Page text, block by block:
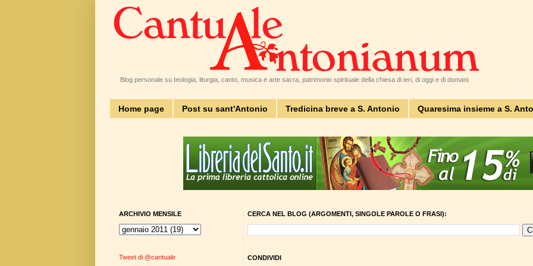
Blog personale su teologia, liturgia, canto, musica e arte sacra, patrimonio spirituale della chiesa di ieri, di oggi e di domani.
Home page Post su sant'Antonio Tredicina breve a S. Antonio Quaresima insieme a S.
CERCA NEL BLOG (ARGOMENTI, SINGOLE PAROLE O FRASI):
CONDIVIDI
ARCHIVIO MENSILE
Tweet di @cantuale